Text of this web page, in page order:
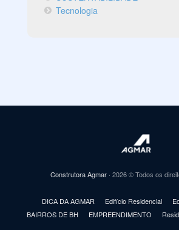
Tecnologia
Construtora Agmar · 2026 © Todos os
DICA DA AGMAR Edifício Residencial
BAIRROS DE BH
EMPREENDIMENTO